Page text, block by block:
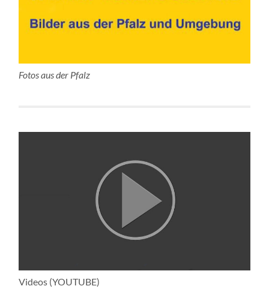
Fotos aus der Pfalz
Videos (YOUTUBE)